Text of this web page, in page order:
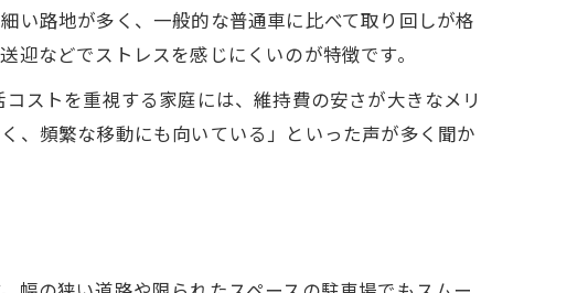
ント
ツ
基本
訣
い路地が多く、一般的な普通車に比べて取り回しが格
などでストレスを感じにくいのが特徴です。
ストを重視する家庭には、維持費の安さが大きなメリ
、頻繁な移動にも向いている」といった声が多く聞か